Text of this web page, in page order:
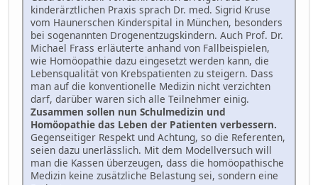
kinderärztlichen Praxis sprach Dr. med. Sigrid Kruse
vom Haunerschen Kinderspital in München, besonders
bei sogenannten Drogenentzugskindern. Auch Prof. Dr.
Michael Frass erläuterte anhand von Fallbeispielen,
wie Homöopathie dazu eingesetzt werden kann, die
Lebensqualität von Krebspatienten zu steigern. Dass
man auf die konventionelle Medizin nicht verzichten
darf, darüber waren sich alle Teilnehmer einig.
Zusammen sollen nun Schulmedizin und
Homöopathie das Leben der Patienten verbessern.
Gegenseitiger Respekt und Achtung, so die Referenten,
seien dazu unerlässlich. Mit dem Modellversuch will
man die Kassen überzeugen, dass die homöopathische
Medizin keine zusätzliche Belastung sei, sondern eine